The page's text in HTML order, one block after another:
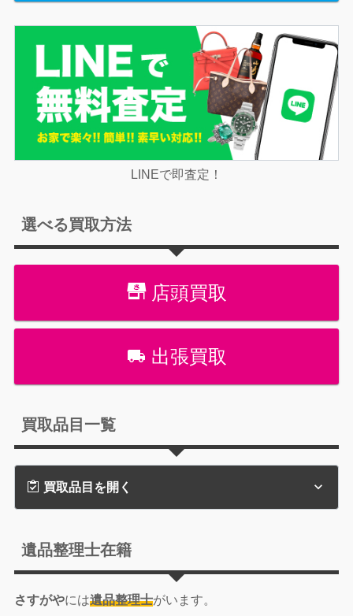
LINEで即査定！
選べる買取方法
店頭買取
出張買取
買取品目一覧
買取品目を開く
遺品整理士在籍
さすがやには遺品整理士がいます。